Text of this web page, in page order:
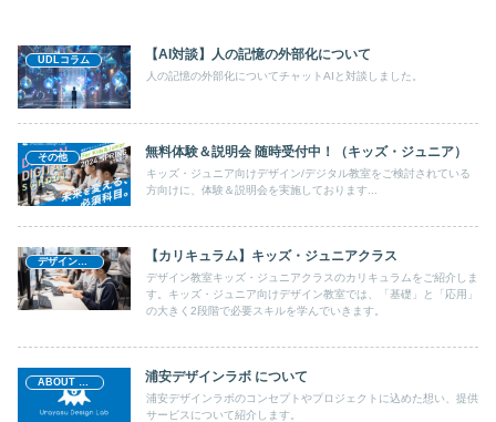
UDLコラム 【AI対談】人の記憶の外部化について
人の記憶の外部化についてチャットAIと対談しました。
その他 無料体験＆説明会 随時受付中！（キッズ・ジュニア）
キッズ・ジュニア向けデザイン/デジタル教室をご検討されている
方向けに、体験＆説明会を実施しております...
デザイン教室 【カリキュラム】キッズ・ジュニアクラス
デザイン教室キッズ・ジュニアクラスのカリキュラムをご紹介しま
す。キッズ・ジュニア向けデザイン教室では、「基礎」と「応用」
の大きく2段階で必要スキルを学んでいきます。
ABOUT UDL 浦安デザインラボ について
浦安デザインラボのコンセプトやプロジェクトに込めた想い、提供
サービスについて紹介します。